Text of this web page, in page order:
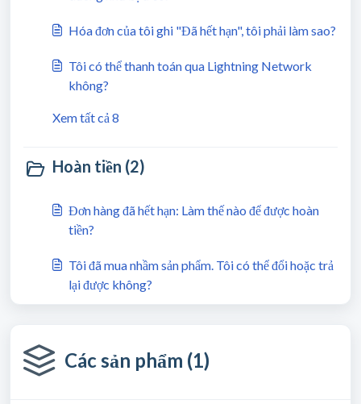
Hóa đơn của tôi ghi "Đã hết hạn", tôi phải làm sao?
Tôi có thể thanh toán qua Lightning Network
không?
Xem tất cả 8
Hoàn tiền (2)
Đơn hàng đã hết hạn: Làm thế nào để được hoàn
tiền?
Tôi đã mua nhầm sản phẩm. Tôi có thể đổi hoặc trả
lại được không?
Các sản phẩm (1)